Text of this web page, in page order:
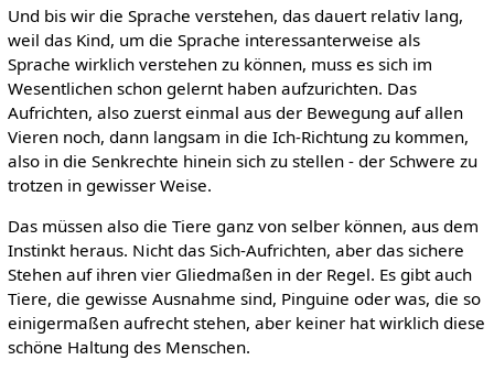
Und bis wir die Sprache verstehen, das dauert relativ lang,
weil das Kind, um die Sprache interessanterweise als
Sprache wirklich verstehen zu können, muss es sich im
Wesentlichen schon gelernt haben aufzurichten. Das
Aufrichten, also zuerst einmal aus der Bewegung auf allen
Vieren noch, dann langsam in die Ich-Richtung zu kommen,
also in die Senkrechte hinein sich zu stellen - der Schwere zu
trotzen in gewisser Weise.
Das müssen also die Tiere ganz von selber können, aus dem
Instinkt heraus. Nicht das Sich-Aufrichten, aber das sichere
Stehen auf ihren vier Gliedmaßen in der Regel. Es gibt auch
Tiere, die gewisse Ausnahme sind, Pinguine oder was, die so
einigermaßen aufrecht stehen, aber keiner hat wirklich diese
schöne Haltung des Menschen.